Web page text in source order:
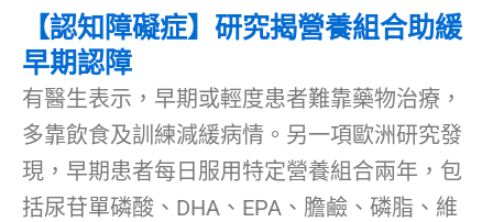
【認知障礙症】研究揭營養組合助緩
早期認障
有醫生表示，早期或輕度患者難靠藥物治療，
多靠飲食及訓練減緩病情。另一項歐洲研究發
現，早期患者每日服用特定營養組合兩年，包
括尿苷單磷酸、DHA、EPA、膽鹼、磷脂、維